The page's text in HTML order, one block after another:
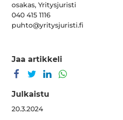
osakas, Yritysjuristi
040 415 1116
puhto@yritysjuristi.fi
Jaa artikkeli
Jaa Facebookissa
Jaa TwitterissäJaa LinkedInissä
Julkaistu
20.3.2024